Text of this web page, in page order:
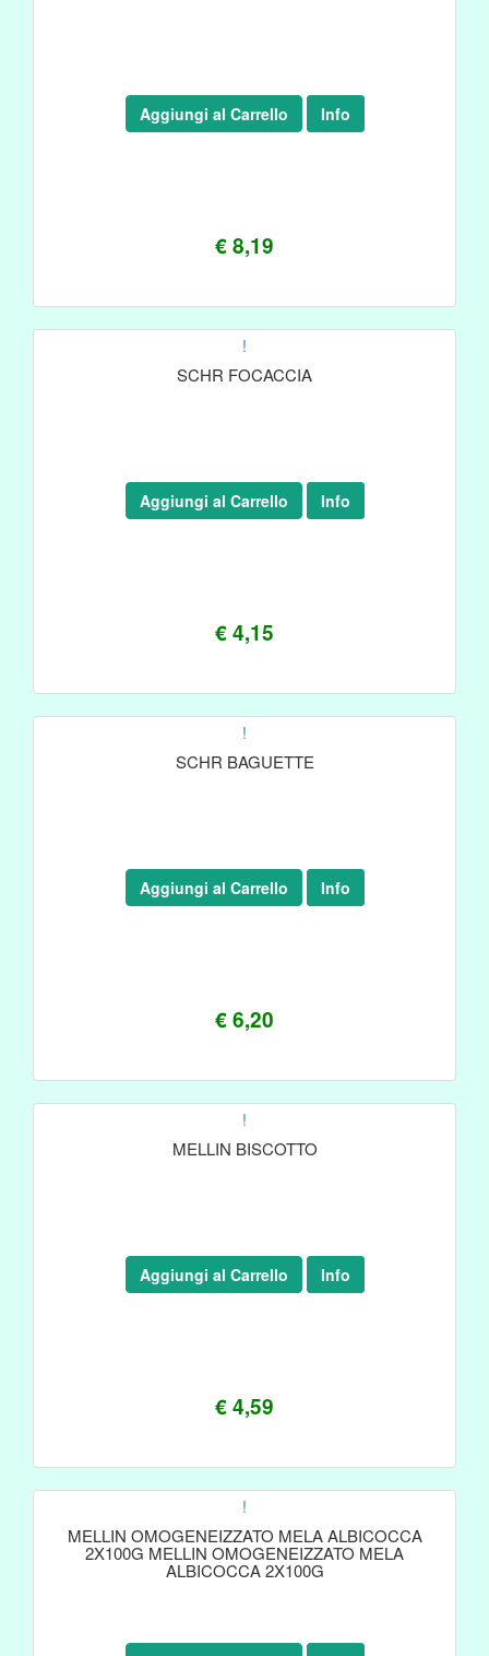
€ 8,19
Aggiungi al Carrello Info
!
SCHR FOCACCIA
€ 4,15
Aggiungi al Carrello Info
!
SCHR BAGUETTE
€ 6,20
Aggiungi al Carrello Info
!
MELLIN BISCOTTO
€ 4,59
Aggiungi al Carrello Info
!
MELLIN OMOGENEIZZATO MELA ALBICOCCA
2X100G MELLIN OMOGENEIZZATO MELA
ALBICOCCA 2X100G